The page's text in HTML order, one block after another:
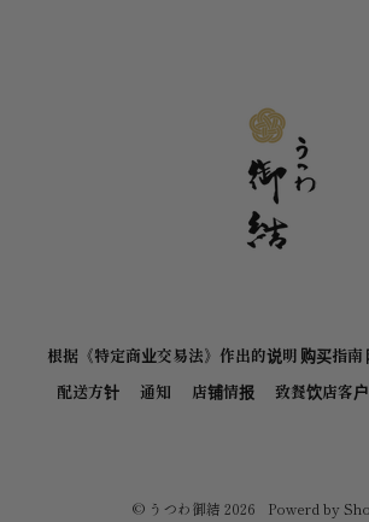
根据《特定商业交易法》作出的说明 购买指南
配送方针
通知 店铺情报 致餐饮店客户
© うつわ御結 2026 Powerd by